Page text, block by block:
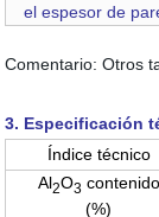
el espesor de
Comentario: Otros
3. Especificación
Índice técnico
Al2O3 contenido
(%)